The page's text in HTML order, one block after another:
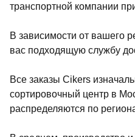
транспортной компании
В зависимости от вашего
вас подходящую службу
Все заказы Cikers
сортировочный центр в
распределяются по